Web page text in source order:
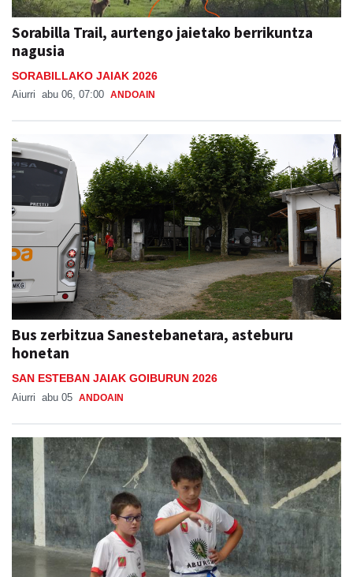
Sorabilla Trail, aurtengo jaietako berrikuntza
nagusia
SORABILLAKO JAIAK 2026
Aiurri abu 06, 07:00 ANDOAIN
Bus zerbitzua Sanestebanetara, asteburu
honetan
SAN ESTEBAN JAIAK GOIBURUN 2026
Aiurri abu 05 ANDOAIN